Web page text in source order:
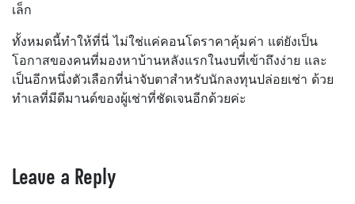
เล็ก
ทั้งหมดนี้ทำให้ที่นี่ ไม่ใช่แค่คอนโดราคาคุ้มค่า แต่ยังเป็น
โอกาสของคนที่มองหาบ้านหลังแรกในงบที่เข้าถึงง่าย และ
เป็นอีกหนึ่งตัวเลือกที่น่าจับตาสำหรับนักลงทุนปล่อยเช่า ด้วย
ทำเลที่มีดีมานด์ของผู้เช่าที่ชัดเจนอีกด้วยค่ะ
Leave a Reply